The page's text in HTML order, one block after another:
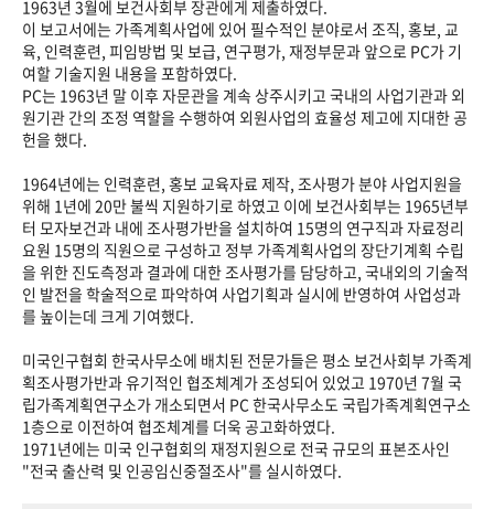
1963년 3월에 보건사회부 장관에게 제출하였다.
이 보고서에는 가족계획사업에 있어 필수적인 분야로서 조직, 홍보, 교
육, 인력훈련, 피임방법 및 보급, 연구평가, 재정부문과 앞으로 PC가 기
여할 기술지원 내용을 포함하였다.
PC는 1963년 말 이후 자문관을 계속 상주시키고 국내의 사업기관과 외
원기관 간의 조정 역할을 수행하여 외원사업의 효율성 제고에 지대한 공
헌을 했다.
1964년에는 인력훈련, 홍보 교육자료 제작, 조사평가 분야 사업지원을
위해 1년에 20만 불씩 지원하기로 하였고 이에 보건사회부는 1965년부
터 모자보건과 내에 조사평가반을 설치하여 15명의 연구직과 자료정리
요원 15명의 직원으로 구성하고 정부 가족계획사업의 장단기계획 수립
을 위한 진도측정과 결과에 대한 조사평가를 담당하고, 국내외의 기술적
인 발전을 학술적으로 파악하여 사업기획과 실시에 반영하여 사업성과
를 높이는데 크게 기여했다.
미국인구협회 한국사무소에 배치된 전문가들은 평소 보건사회부 가족계
획조사평가반과 유기적인 협조체계가 조성되어 있었고 1970년 7월 국
립가족계획연구소가 개소되면서 PC 한국사무소도 국립가족계획연구소
1층으로 이전하여 협조체계를 더욱 공고화하였다.
1971년에는 미국 인구협회의 재정지원으로 전국 규모의 표본조사인
"전국 출산력 및 인공임신중절조사"를 실시하였다.